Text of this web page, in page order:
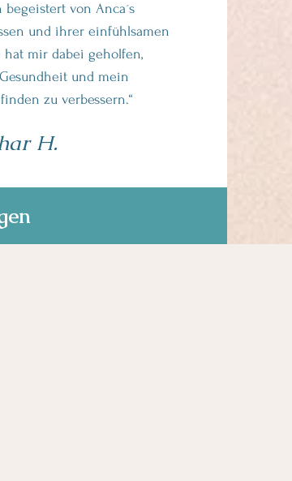
begeistert von Anca´s
und ihrer einfühlsamen
hat mir dabei geholfen,
und mein
zu verbessern.“
H.